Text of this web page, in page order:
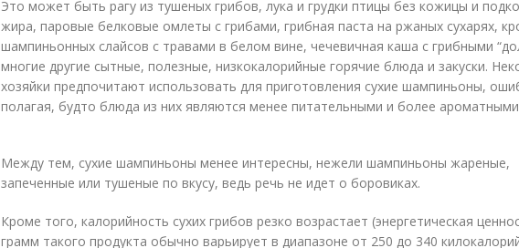
Это может быть рагу из тушеных грибов, лука и грудки птицы без кожицы и
жира, паровые белковые омлеты с грибами, грибная паста на ржаных сухарях,
шампиньонных слайсов с травами в белом вине, чечевичная каша с грибными
многие другие сытные, полезные, низкокалорийные горячие блюда и закуски.
хозяйки предпочитают использовать для приготовления сухие шампиньоны,
полагая, будто блюда из них являются менее питательными и более
Между тем, сухие шампиньоны менее интересны, нежели шампиньоны жареные,
запеченные или тушеные по вкусу, ведь речь не идет о боровиках.
Кроме того, калорийность сухих грибов резко возрастает (энергетическая
грамм такого продукта обычно варьирует в диапазоне от 250 до 340